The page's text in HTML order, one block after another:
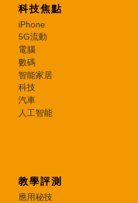
科技焦點
iPhone
5G流動
電腦
數碼
智能家居
科技
汽車
人工智能
教學評測
應用秘技